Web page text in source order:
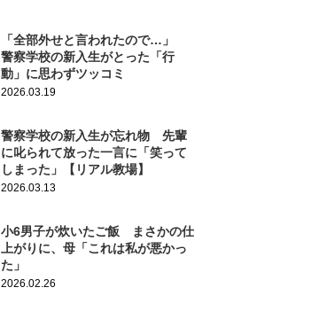
「全部外せと言われたので…」
警察学校の新入生がとった「行
動」に思わずツッコミ
2026.03.19
警察学校の新入生が忘れ物 先輩
に叱られて放った一言に「笑って
しまった」【リアル教場】
2026.03.13
小6男子が炊いたご飯 まさかの仕
上がりに、母「これは私が悪かっ
た」
2026.02.26